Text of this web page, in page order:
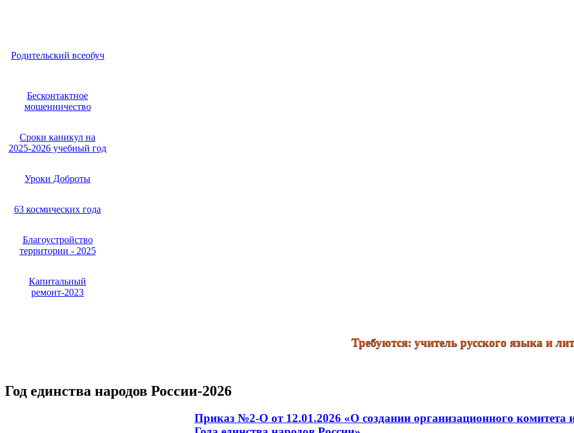
Родительский всеобуч
Бесконтактное
мошенничество
Сроки каникул на
2025-2026 учебный год
Уроки Доброты
63 космических года
Благоустройство
территории - 2025
Капитальный
ремонт-2023
Требуются: учитель русского языка и
Год единства народов России-2026
Приказ №2-О от 12.01.2026 «О создании организационного комитета